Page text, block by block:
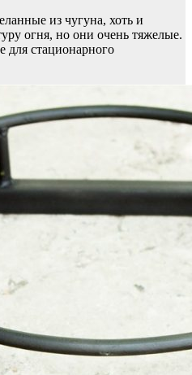
из чугуна, хоть и
огня, но они очень тяжелые.
для стационарного